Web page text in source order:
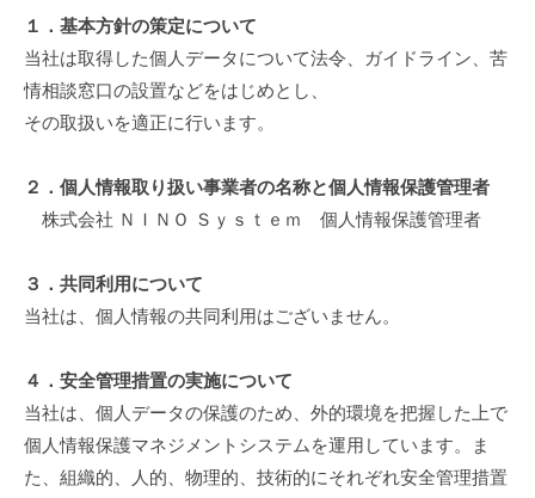
１．基本方針の策定について
当社は取得した個人データについて法令、ガイドライン、苦
情相談窓口の設置などをはじめとし、
その取扱いを適正に行います。
２．個人情報取り扱い事業者の名称と個人情報保護管理者
株式会社 ＮＩＮＯ Ｓｙｓｔｅｍ 個人情報保護管理者
３．共同利用について
当社は、個人情報の共同利用はございません。
４．安全管理措置の実施について
当社は、個人データの保護のため、外的環境を把握した上で
個人情報保護マネジメントシステムを運用しています。ま
た、組織的、人的、物理的、技術的にそれぞれ安全管理措置